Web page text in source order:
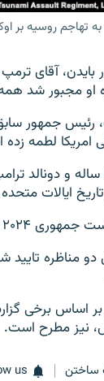
تهاجم روسیه بر
آقای
او مجبور شد
رئیس جمهور
امریکا لطمه
ایالات
در ۵ نوامبر برگزار می شود.
دو مناظره
اساس برخی
نیز مطرح است.
ساختن us